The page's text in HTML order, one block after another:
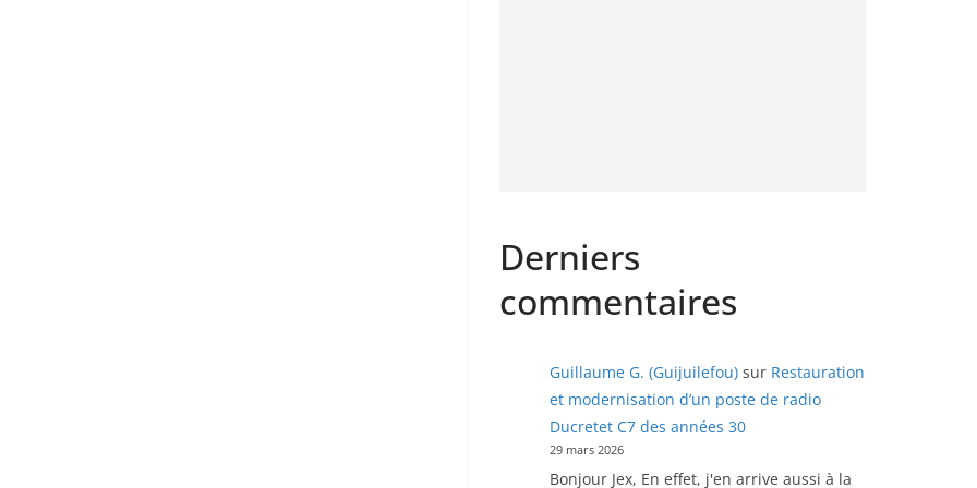
Derniers
commentaires
Guillaume G. (Guijuilefou)sur Restauration
et modernisation d’un poste de radio
Ducretet C7 des années 30
29 mars 2026
Bonjour Jex, En effet, j'en arrive aussi à la